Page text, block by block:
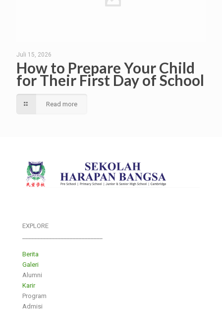
Juli 15, 2026
How to Prepare Your Child
for Their First Day of School
Read more
EXPLORE
Berita
Galeri
Alumni
Karir
Program
Admisi